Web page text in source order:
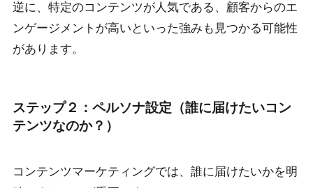
逆に、特定のコンテンツが人気である、顧客からのエ
ンゲージメントが高いといった強みも見つかる可能性
があります。
ステップ２：ペルソナ設定（誰に届けたいコン
テンツなのか？）
コンテンツマーケティングでは、誰に届けたいかを明